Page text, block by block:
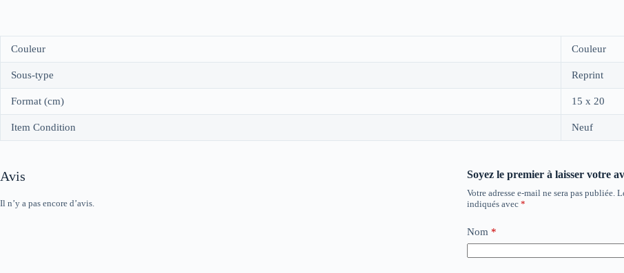
Couleur Couleur
Sous-type Reprint
Format (cm) 15 x 20
Item Condition Neuf
Avis
Il n’y a pas encore d’avis.
Soyez le premier à laisser votre
Votre adresse e-mail ne sera pas publiée.
indiqués avec *
Nom *